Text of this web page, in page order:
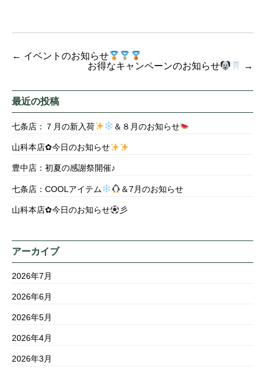
← イベントのお知らせ
お得なキャンペーンのお知らせ
→
最近の投稿
七条店：７月の新入荷 ＆８月のお知らせ
山科本店✿今日のお知らせ
豊中店：初夏の感謝祭開催♪
七条店：COOLアイテム ＆7月のお知らせ
山科本店✿今日のお知らせ 彡
アーカイブ
2026年7月
2026年6月
2026年5月
2026年4月
2026年3月